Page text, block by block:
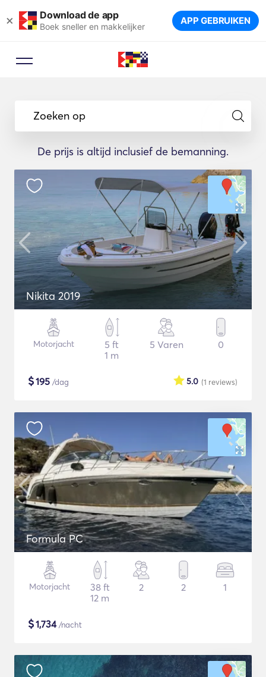
× Download de app
Boek sneller en makkelijker APP GEBRUIKEN
Zoeken op
De prijs is altijd inclusief de bemanning.
Nikita 2019
Motorjacht
5 ft
1 m
5 Varen 0
$195 /dag (1 reviews)
5.0
Formula PC
Motorjacht
38 ft
12 m
2 2 1
$1,734/nacht